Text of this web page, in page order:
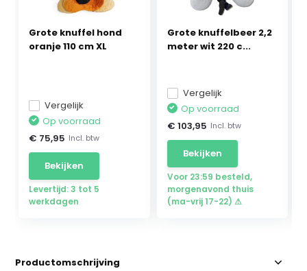
Grote knuffel hond
oranje 110 cm XL
Vergelijk
Op voorraad
€ 75,95 Incl. btw
Bekijken
Levertijd: 3 tot 5
werkdagen
Grote knuffelbeer 2,2
meter wit 220 c...
Vergelijk
Op voorraad
€ 103,95 Incl. btw
Bekijken
Voor 23:59 besteld,
morgenavond thuis
(ma-vrij 17-22) ⚠
Productomschrijving